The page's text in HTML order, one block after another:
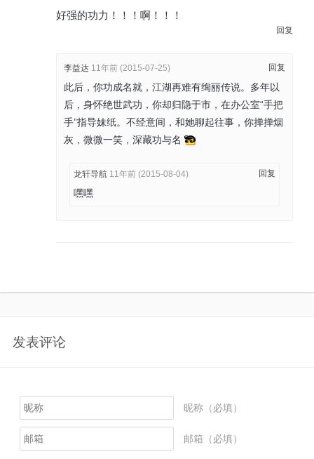
好强的功力！！！啊！！！
回复
李益达 11年前 (2015-07-25)
此后，你功成名就，江湖再难有绚丽传说。多年以
后，身怀绝世武功，你却归隐于市，在办公室“手把
手”指导妹纸。不经意间，和她聊起往事，你掸掸烟
灰，微微一笑，深藏功与名
回复
龙轩导航 11年前 (2015-08-04)
嘿嘿
回复
发表评论
昵称（必填）
邮箱（必填）